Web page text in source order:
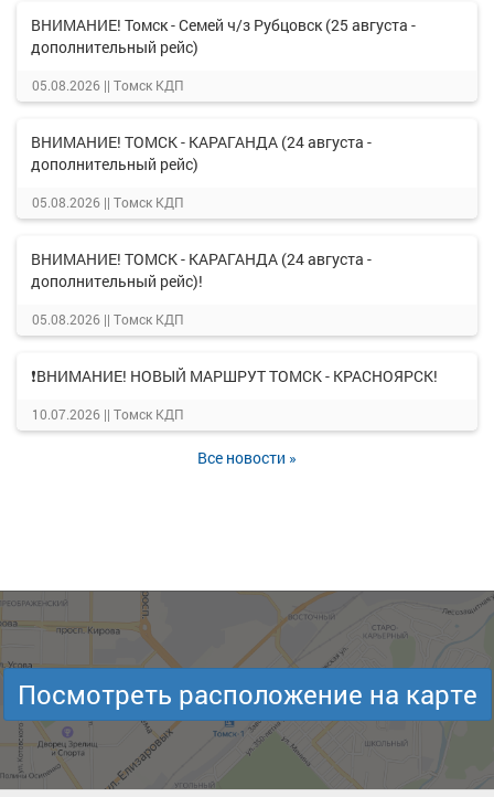
ВНИМАНИЕ! Томск - Семей ч/з Рубцовск (25 августа -
дополнительный рейс)
05.08.2026 || Томск КДП
ВНИМАНИЕ! ТОМСК - КАРАГАНДА (24 августа -
дополнительный рейс)
05.08.2026 || Томск КДП
ВНИМАНИЕ! ТОМСК - КАРАГАНДА (24 августа -
дополнительный рейс)!
05.08.2026 || Томск КДП
❗ВНИМАНИЕ! НОВЫЙ МАРШРУТ ТОМСК - КРАСНОЯРСК!
10.07.2026 || Томск КДП
Все новости »
Посмотреть расположение на карте